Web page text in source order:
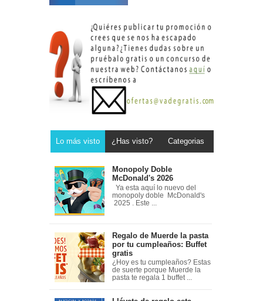
Lo más visto ¿Has visto? Categorias
Monopoly Doble
McDonald's 2026
Ya esta aquí lo nuevo del
monopoly doble McDonald's
2025 . Este ...
Regalo de Muerde la pasta
por tu cumpleaños: Buffet
gratis
¿Hoy es tu cumpleaños? Estas
de suerte porque Muerde la
pasta te regala 1 buffet ...